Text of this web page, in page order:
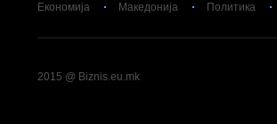
Економија Македонија Политика
2015 @ Biznis.eu.mk